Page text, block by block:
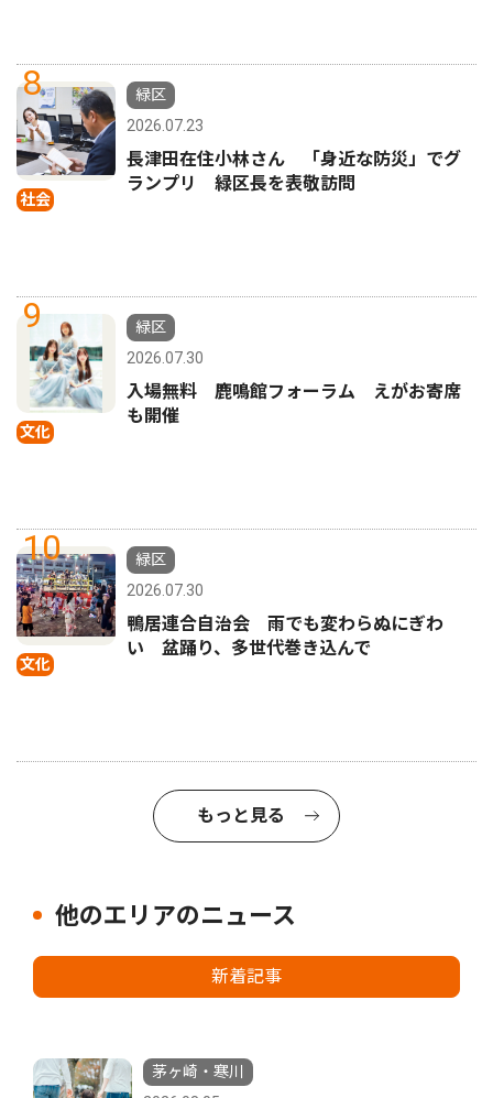
8
社会
緑区
2026.07.23
長津田在住小林さん 「身近な防災」でグ
ランプリ 緑区長を表敬訪問
9
文化
緑区
2026.07.30
入場無料 鹿鳴館フォーラム えがお寄席
も開催
10
文化
緑区
2026.07.30
鴨居連合自治会 雨でも変わらぬにぎわ
い 盆踊り、多世代巻き込んで
もっと見る
他のエリアのニュース
新着記事
茅ヶ崎・寒川